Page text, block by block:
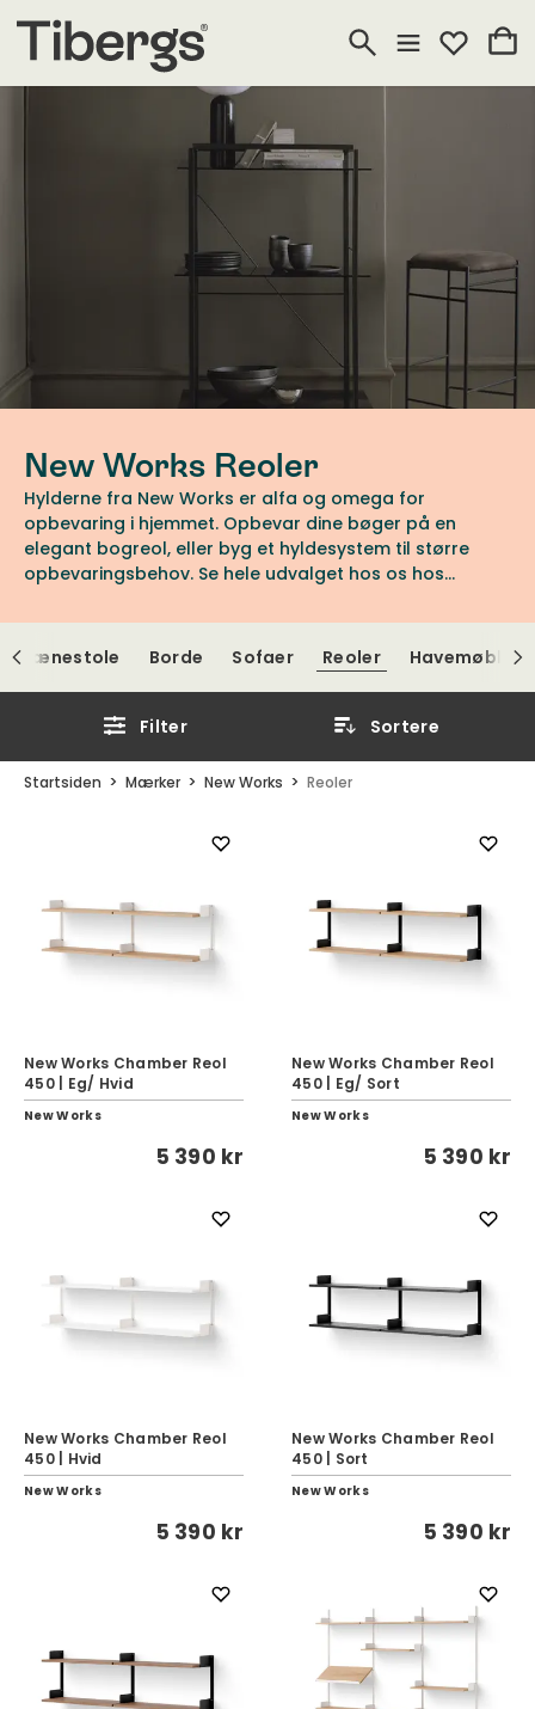
New Works Reoler
Hylderne fra New Works er alfa og omega for
opbevaring i hjemmet. Opbevar dine bøger på en
elegant bogreol, eller byg et hyldesystem til større
opbevaringsbehov. Se hele udvalget hos os hos
Lænestole Borde Sofaer Reoler Havemøbler
Filter Sortere
Startsiden Mærker New Works Reoler
New Works Chamber Reol
450 | Eg/ Hvid
New Works
5 390 kr
New Works Chamber Reol
450 | Eg/ Sort
New Works
5 390 kr
New Works Chamber Reol
450 | Hvid
New Works
5 390 kr
New Works Chamber Reol
450 | Sort
New Works
5 390 kr